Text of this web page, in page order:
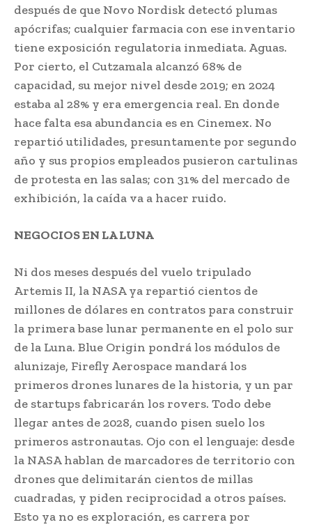
después de que Novo Nordisk detectó plumas
apócrifas; cualquier farmacia con ese inventario
tiene exposición regulatoria inmediata. Aguas.
Por cierto, el Cutzamala alcanzó 68% de
capacidad, su mejor nivel desde 2019; en 2024
estaba al 28% y era emergencia real. En donde
hace falta esa abundancia es en Cinemex. No
repartió utilidades, presuntamente por segundo
año y sus propios empleados pusieron cartulinas
de protesta en las salas; con 31% del mercado de
exhibición, la caída va a hacer ruido.
NEGOCIOS EN LA LUNA
Ni dos meses después del vuelo tripulado
Artemis II, la NASA ya repartió cientos de
millones de dólares en contratos para construir
la primera base lunar permanente en el polo sur
de la Luna. Blue Origin pondrá los módulos de
alunizaje, Firefly Aerospace mandará los
primeros drones lunares de la historia, y un par
de startups fabricarán los rovers. Todo debe
llegar antes de 2028, cuando pisen suelo los
primeros astronautas. Ojo con el lenguaje: desde
la NASA hablan de marcadores de territorio con
drones que delimitarán cientos de millas
cuadradas, y piden reciprocidad a otros países.
Esto ya no es exploración, es carrera por